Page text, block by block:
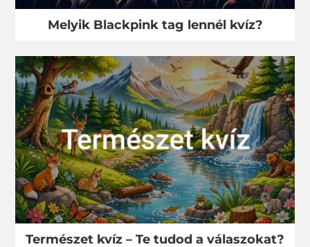
Melyik Blackpink tag lennél kvíz?
Természet kvíz – Te tudod a válaszokat?